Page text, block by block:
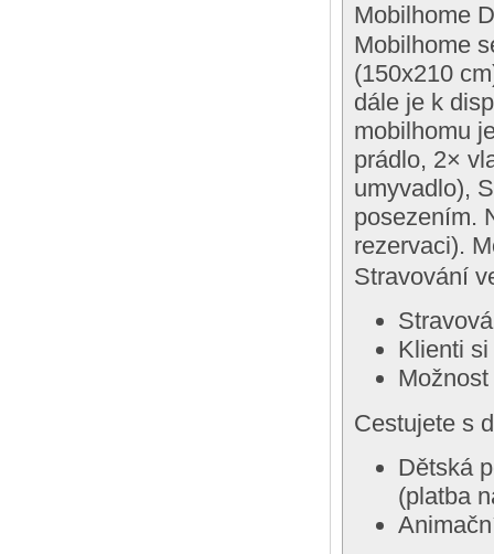
Mobilhome
Mobilhome
(150x210
dále je k
mobilhomu
prádlo, 2×
umyvadlo),
posezením.
rezervaci).
Stravování
Klienti
Cestujete s
Dětská
(platba